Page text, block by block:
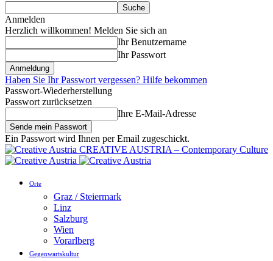
Anmelden
Herzlich willkommen! Melden Sie sich an
Ihr Benutzername
Ihr Passwort
Haben Sie Ihr Passwort vergessen? Hilfe bekommen
Passwort-Wiederherstellung
Passwort zurücksetzen
Ihre E-Mail-Adresse
Ein Passwort wird Ihnen per Email zugeschickt.
CREATIVE AUSTRIA – Contemporary Culture
Orte
Graz / Steiermark
Linz
Salzburg
Wien
Vorarlberg
Gegenwartskultur